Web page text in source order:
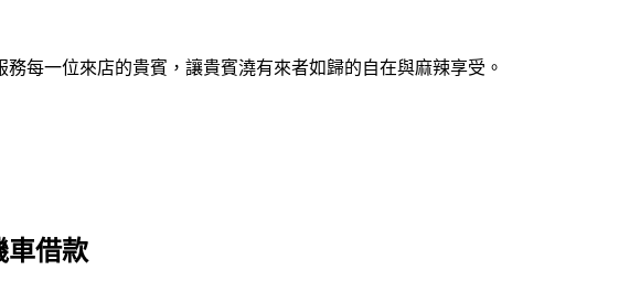
每一位來店的貴賓，讓貴賓澆有來者如歸的自在與麻辣享受。
車借款